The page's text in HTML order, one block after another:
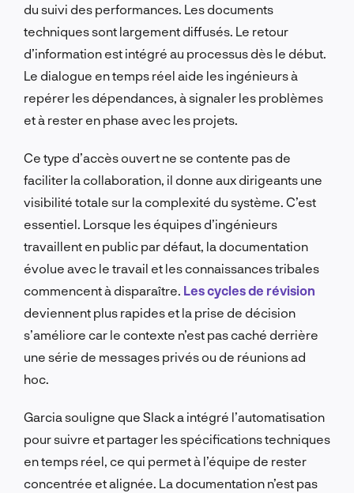
du suivi des performances. Les documents
techniques sont largement diffusés. Le retour
d’information est intégré au processus dès le début.
Le dialogue en temps réel aide les ingénieurs à
repérer les dépendances, à signaler les problèmes
et à rester en phase avec les projets.
Ce type d’accès ouvert ne se contente pas de
faciliter la collaboration, il donne aux dirigeants une
visibilité totale sur la complexité du système. C’est
essentiel. Lorsque les équipes d’ingénieurs
travaillent en public par défaut, la documentation
évolue avec le travail et les connaissances tribales
commencent à disparaître. Les cycles de révision
deviennent plus rapides et la prise de décision
s’améliore car le contexte n’est pas caché derrière
une série de messages privés ou de réunions ad
hoc.
Garcia souligne que Slack a intégré l’automatisation
pour suivre et partager les spécifications techniques
en temps réel, ce qui permet à l’équipe de rester
concentrée et alignée. La documentation n’est pas